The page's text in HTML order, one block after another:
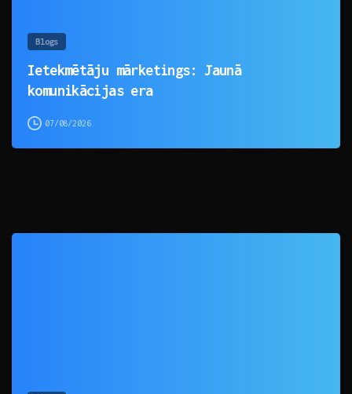
Blogs
Ietekmētāju mārketings: Jaunā
komunikācijas era
07/08/2026